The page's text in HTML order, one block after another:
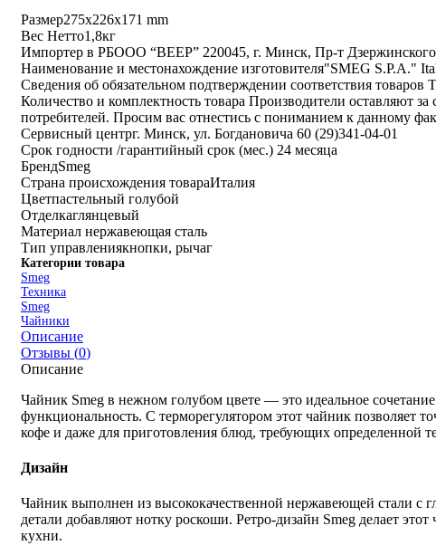
Размер275x226x171 mm
Вес Нетто1,8кг
Импортер в РБООО “ВЕЕР” 220045, г. Минск, Пр-т
Наименование и местонахождение изготовителя"SMEG S.P.A."
Сведения об обязательном подтверждении соответствия товаров
Количество и комплектность товара Производители оставляют
потребителей. Просим вас отнестись с пониманием к данному
Cервисный центрг. Минск, ул. Богдановича 60 (29)341-04-01
Срок годности /гарантийный срок (мес.) 24 месяца
БрендSmeg
Страна происхождения товараИталия
Цветпастельный голубой
Отделкаглянцевый
Материал нержавеющая сталь
Тип управлениякнопки, рычаг
Категории товара
Smeg
Техника
Smeg
Чайники
Описание
Отзывы (0)
Описание
Чайник Smeg в нежном голубом цвете — это идеальное
функциональность. С терморегулятором этот чайник позволяет
кофе и даже для приготовления блюд, требующих определенной
Дизайн
Чайник выполнен из высококачественной нержавеющей стали с
детали добавляют нотку роскоши. Ретро-дизайн Smeg делает
кухни.